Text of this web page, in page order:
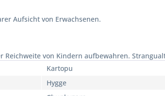
Aufsicht von Erwachsenen.
Reichweite von Kindern aufbewahren.
Kartopu
Hygge